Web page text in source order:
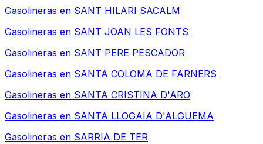
Gasolineras en SANT HILARI SACALM
Gasolineras en SANT JOAN LES FONTS
Gasolineras en SANT PERE PESCADOR
Gasolineras en SANTA COLOMA DE FARNERS
Gasolineras en SANTA CRISTINA D'ARO
Gasolineras en SANTA LLOGAIA D'ALGUEMA
Gasolineras en SARRIA DE TER